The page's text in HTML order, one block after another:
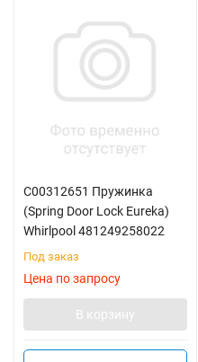
C00312651 Пружинка
(Spring Door Lock Eureka)
Whirlpool 481249258022
Под заказ
Цена по запросу
В корзину